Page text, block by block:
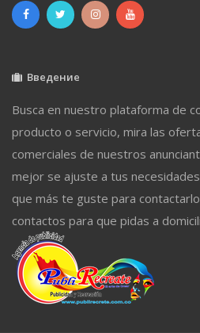
Введение
Busca en nuestro plataforma de
producto o servicio, mira las
comerciales de nuestros
mejor se ajuste a tus
que más te guste para
contactos para que pidas a